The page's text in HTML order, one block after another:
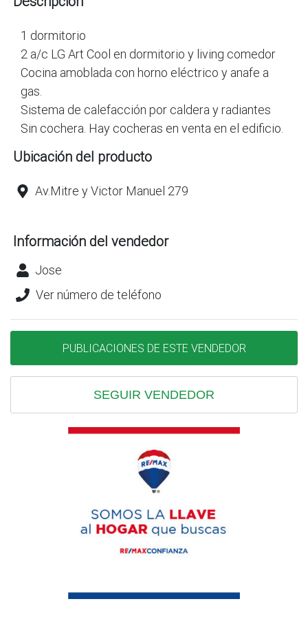
1 dormitorio
2 a/c LG Art Cool en dormitorio y living comedor
Cocina amoblada con horno eléctrico y anafe a
gas.
Sistema de calefacción por caldera y radiantes
Sin cochera. Hay cocheras en venta en el edificio.
Ubicación del producto
Av.Mitre y Victor Manuel 279
Información del vendedor
Jose
Ver número de teléfono
PUBLICACIONES DE ESTE VENDEDOR
SEGUIR VENDEDOR